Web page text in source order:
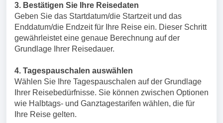
3. Bestätigen Sie Ihre Reisedaten
Geben Sie das Startdatum/die Startzeit und das
Enddatum/die Endzeit für Ihre Reise ein. Dieser Schritt
gewährleistet eine genaue Berechnung auf der
Grundlage Ihrer Reisedauer.
4. Tagespauschalen auswählen
Wählen Sie Ihre Tagespauschalen auf der Grundlage
Ihrer Reisebedürfnisse. Sie können zwischen Optionen
wie Halbtags- und Ganztagestarifen wählen, die für
Ihre Reise gelten.